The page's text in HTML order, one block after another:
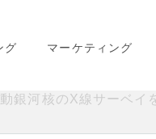
グ マーケティング
銀河核のX線サーベイ